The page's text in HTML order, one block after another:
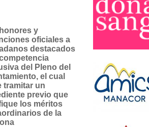
y
oficiales a
destacados
del Pleno del
el cual
tramitar un
previo que
los méritos
de la